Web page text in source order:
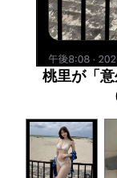
桃里が「意